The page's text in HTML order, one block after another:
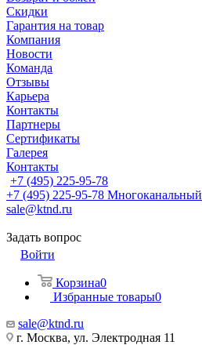
Скидки
Гарантия на товар
Компания
Новости
Команда
Отзывы
Карьера
Контакты
Партнеры
Сертификаты
Галерея
Контакты
+7 (495) 225-95-78
+7 (495) 225-95-78 Многоканальный
sale@ktnd.ru
Задать вопрос
Войти
Корзина0
Избранные товары0
sale@ktnd.ru
г. Москва, ул. Электродная 11